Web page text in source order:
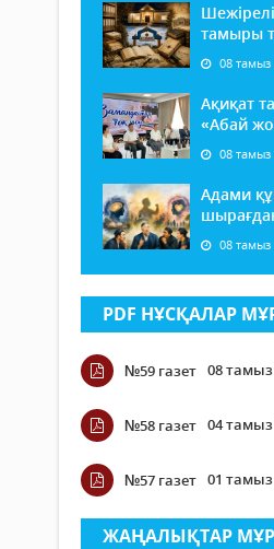
тамыры
08 тамыз
Ақиқат
«Абай
08 тамыз
Адами
08 тамыз
PDF НҰСҚАЛАР
№59 газет 08
№58 газет 04
№57 газет 01
ЖАҢАЛЫҚТАР